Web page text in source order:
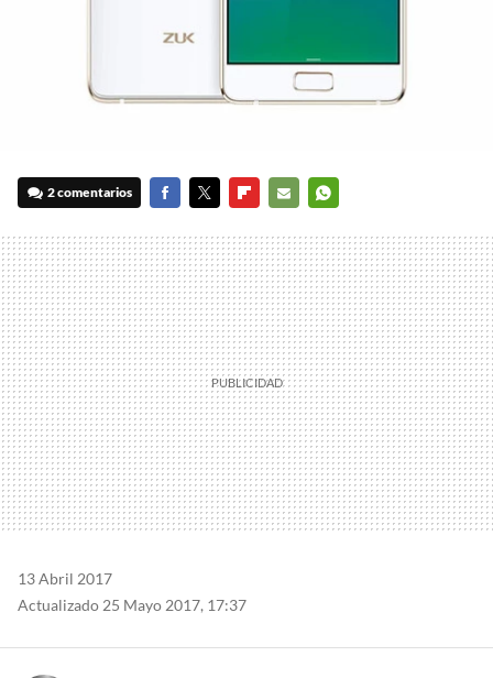
2 comentarios
MAIL
13 Abril 2017
Actualizado 25 Mayo 2017, 17:37